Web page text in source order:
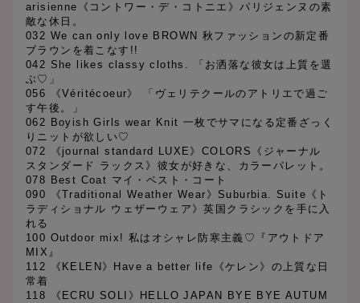
arisienne《コントワー・デ・コトニエ》パリジェンヌの素
敵な休日。
032 We can only love BROWN 秋ファッションの新定番
ブラウンを着こなす!!
042 She likes classy cloths. 「お洒落な彼女は上質を選
ぶ♡」
056 《Véritécoeur》 「ヴェリテクールのアトリエで過ご
す午後。」
062 Boyish Girls wear Knit 一枚でサマになる定番ざっく
りニットが欲しい♡
072 《journal standard LUXE》COLORS《ジャーナル
スタンダード ラックス》彼女が好きな、カラーパレット。
078 Best Coat マイ・ベスト・コート
090 《Traditional Weather Wear》Suburbia. Suite《ト
ラディショナル ウェザーウェア》英国クラシックを手に入
れる
100 Outdoor mix! 私はオシャレ防寒主義♡『アウトドア
MIX』
112 《KELEN》Have a better life《ケレン》の上質な日
常着
118 《ECRU SOLI》HELLO JAPAN BYE BYE AUTUM